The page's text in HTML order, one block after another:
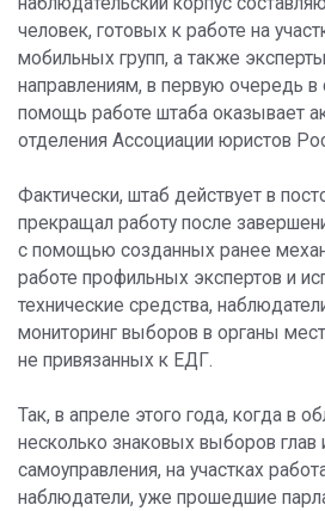
человек, готовых к работе на
мобильных групп, а также
направлениям, в первую очередь
помощь работе штаба оказывает
отделения Ассоциации юристов
Фактически, штаб действует в
прекращал работу после
с помощью созданных ранее
работе профильных экспертов и
технические средства,
мониторинг выборов в органы
не привязанных к ЕДГ.
Так, в апреле этого года, когда в
несколько знаковых выборов глав
самоуправления, на участках
наблюдатели, уже прошедшие